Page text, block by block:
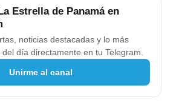
Estrella de Panamá en
noticias destacadas y lo más
del día directamente en tu Telegram.
Unirme al canal